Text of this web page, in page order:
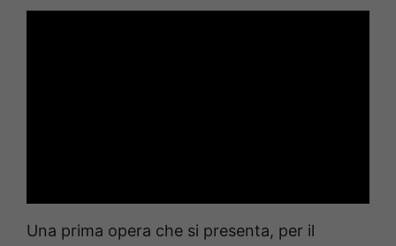
Una prima opera che si presenta, per il